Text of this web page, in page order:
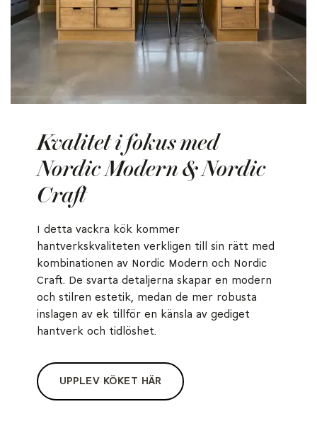
Kvalitet i fokus med
Nordic Modern & Nordic
Craft
I detta vackra kök kommer
hantverkskvaliteten verkligen till sin rätt med
kombinationen av Nordic Modern och Nordic
Craft. De svarta detaljerna skapar en modern
och stilren estetik, medan de mer robusta
inslagen av ek tillför en känsla av gediget
hantverk och tidlöshet.
UPPLEV KÖKET HÄR